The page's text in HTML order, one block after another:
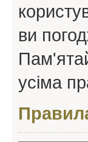
ви
усіма